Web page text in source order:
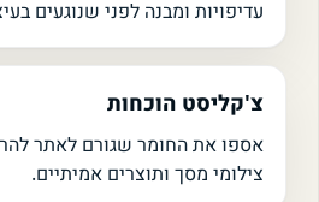
עדיפויות ומבנה לפני שנוגעים
צ'קליסט הוכחות
אספו את החומר שגורם לאתר
צילומי מסך ותוצרים אמיתיים.